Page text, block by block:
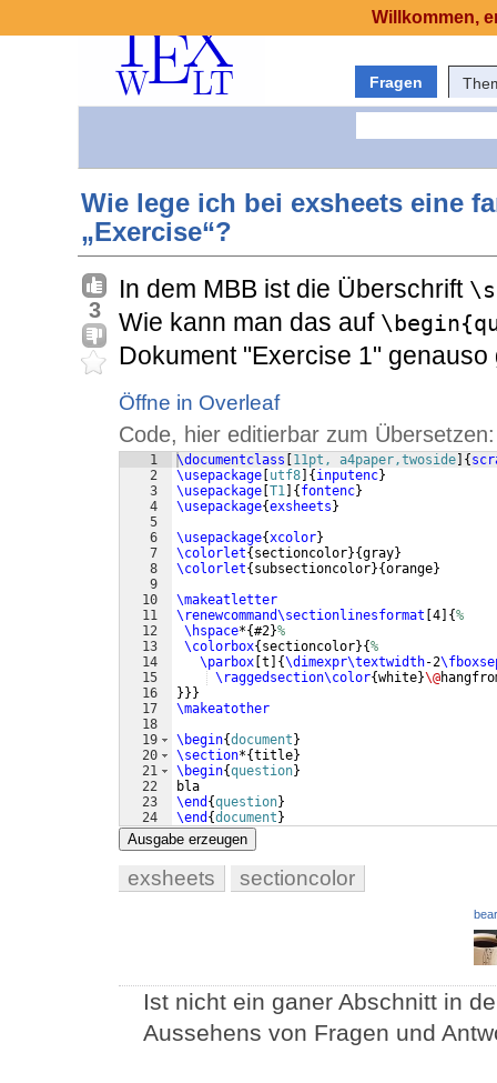
Fragen
Wie lege ich bei exsheets eine
„Exercise“?
3
In dem MBB ist die Überschrift
Wie kann man das auf
Dokument "Exercise 1"
Öffne in Overleaf
Code, hier editierbar zum Übersetzen:
1
2
3
4
5
6
7
8
9
10
11
12
13
14
15
16
17
18
19
20
21
22
23
24
\documentclass 11pt, a4paper,twoside {
\usepackage utf8 { inputenc}
\usepackage T1 { fontenc}
\usepackage{exsheets }
\usepackage{xcolor}
\colorlet{ sectioncolor}{gray}
\colorlet{ subsectioncolor}{orange}
\makeatletter
\renewcommand\sectionlinesformat 4 {%
\hspace*{#2}%
\colorbox{ sectioncolor}{%
\parbox t {\dimexpr\textwidth-2
\raggedsection\color{white}\@
}}}
\makeatother
\begin{document }
\section*{title}
\begin{question}
bla
\end {question}
\end {document }
Ausgabe erzeugen
exsheets sectioncolor
Ist nicht ein ganer Abschnitt in
Aussehens von Fragen und
Willkommen,